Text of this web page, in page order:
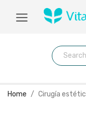
Home Cirugía